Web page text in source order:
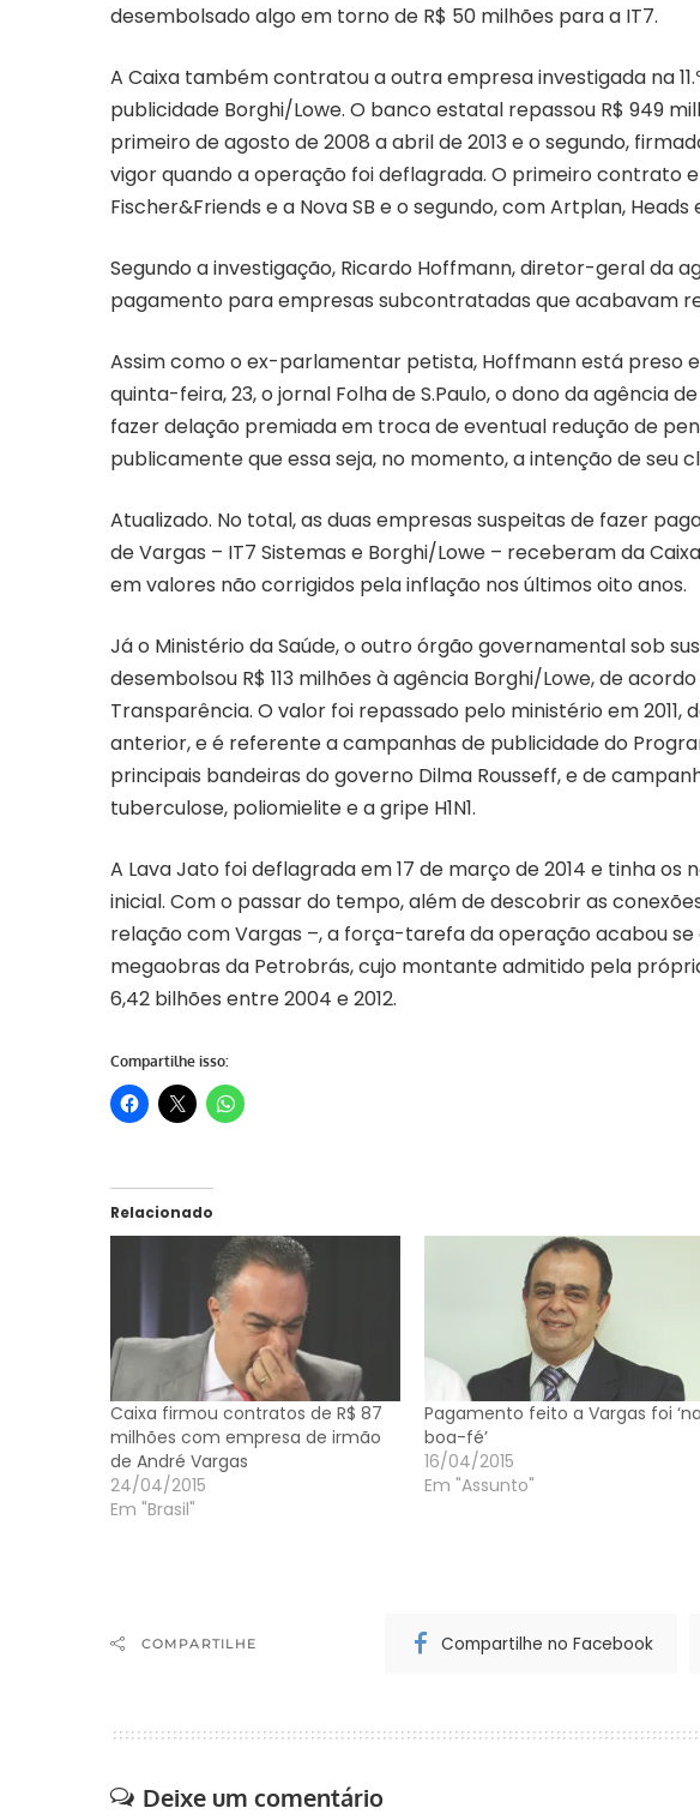
desembolsado algo em torno de R$ 50 milhões para a IT7.
A Caixa também contratou a outra empresa investigada na
publicidade Borghi/Lowe. O banco estatal repassou R$ 949
primeiro de agosto de 2008 a abril de 2013 e o segundo,
vigor quando a operação foi deflagrada. O primeiro contrato
Fischer&Friends e a Nova SB e o segundo, com Artplan, Heads
Segundo a investigação, Ricardo Hoffmann, diretor-geral da
pagamento para empresas subcontratadas que acabavam
Assim como o ex-parlamentar petista, Hoffmann está preso
quinta-feira, 23, o jornal Folha de S.Paulo, o dono da agência
fazer delação premiada em troca de eventual redução de
publicamente que essa seja, no momento, a intenção de seu
Atualizado. No total, as duas empresas suspeitas de fazer
de Vargas – IT7 Sistemas e Borghi/Lowe – receberam da
em valores não corrigidos pela inflação nos últimos oito anos.
Já o Ministério da Saúde, o outro órgão governamental sob
desembolsou R$ 113 milhões à agência Borghi/Lowe, de
Transparência. O valor foi repassado pelo ministério em
anterior, e é referente a campanhas de publicidade do
principais bandeiras do governo Dilma Rousseff, e de
tuberculose, poliomielite e a gripe H1N1.
A Lava Jato foi deflagrada em 17 de março de 2014 e tinha os
inicial. Com o passar do tempo, além de descobrir as
relação com Vargas –, a força-tarefa da operação acabou se
megaobras da Petrobrás, cujo montante admitido pela
6,42 bilhões entre 2004 e 2012.
Compartilhe isso:
Relacionado
Caixa firmou contratos de R$ 87
milhões com empresa de irmão
de André Vargas
24/04/2015
Em "Brasil"
Pagamento feito a Vargas foi ‘na
boa-fé’
16/04/2015
Em "Assunto"
COMPARTILHE Compartilhe no Facebook
Deixe um comentário